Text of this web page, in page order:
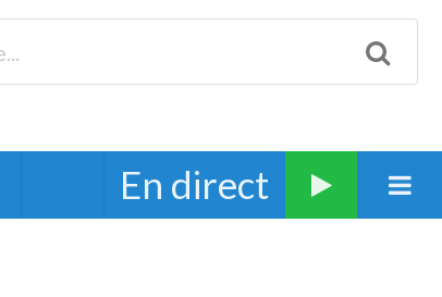
En direct